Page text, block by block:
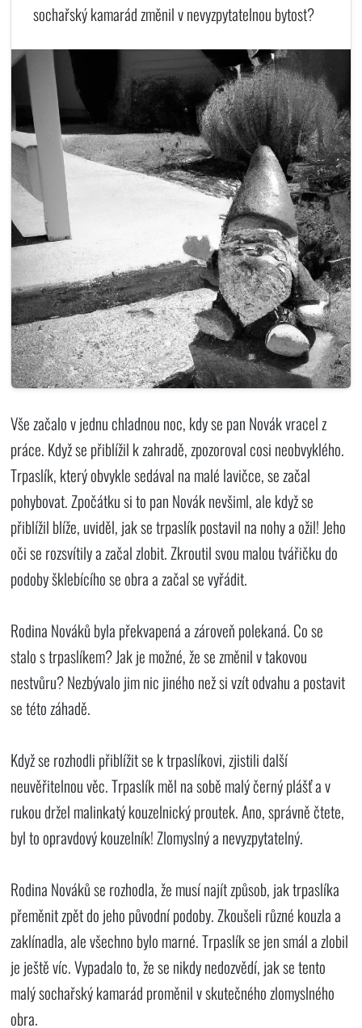
sochařský kamarád změnil v nevyzpytatelnou bytost?
Vše začalo v jednu chladnou noc, kdy se pan Novák vracel z
práce. Když se přiblížil k zahradě, zpozoroval cosi neobvyklého.
Trpaslík, který obvykle sedával na malé lavičce, se začal
pohybovat. Zpočátku si to pan Novák nevšiml, ale když se
přiblížil blíže, uviděl, jak se trpaslík postavil na nohy a ožil! Jeho
oči se rozsvítily a začal zlobit. Zkroutil svou malou tvářičku do
podoby šklebícího se obra a začal se vyřádit.
Rodina Nováků byla překvapená a zároveň polekaná. Co se
stalo s trpaslíkem? Jak je možné, že se změnil v takovou
nestvůru? Nezbývalo jim nic jiného než si vzít odvahu a postavit
se této záhadě.
Když se rozhodli přiblížit se k trpaslíkovi, zjistili další
neuvěřitelnou věc. Trpaslík měl na sobě malý černý plášť a v
rukou držel malinkatý kouzelnický proutek. Ano, správně čtete,
byl to opravdový kouzelník! Zlomyslný a nevyzpytatelný.
Rodina Nováků se rozhodla, že musí najít způsob, jak trpaslíka
přeměnit zpět do jeho původní podoby. Zkoušeli různé kouzla a
zaklínadla, ale všechno bylo marné. Trpaslík se jen smál a zlobil
je ještě víc. Vypadalo to, že se nikdy nedozvědí, jak se tento
malý sochařský kamarád proměnil v skutečného zlomyslného
obra.